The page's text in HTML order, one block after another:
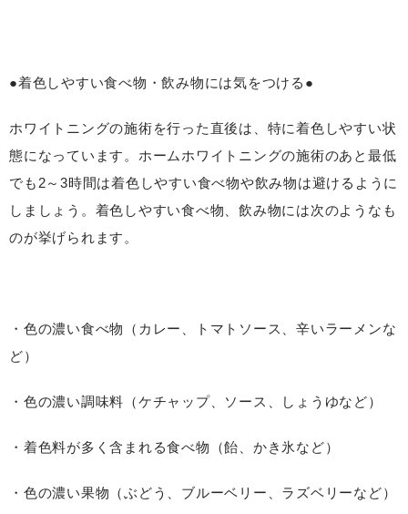
●着色しやすい食べ物・飲み物には気をつける●
ホワイトニングの施術を行った直後は、特に着色しやすい状
態になっています。ホームホワイトニングの施術のあと最低
でも2～3時間は着色しやすい食べ物や飲み物は避けるように
しましょう。着色しやすい食べ物、飲み物には次のようなも
のが挙げられます。
・色の濃い食べ物（カレー、トマトソース、辛いラーメンな
ど）
・色の濃い調味料（ケチャップ、ソース、しょうゆなど）
・着色料が多く含まれる食べ物（飴、かき氷など）
・色の濃い果物（ぶどう、ブルーベリー、ラズベリーなど）